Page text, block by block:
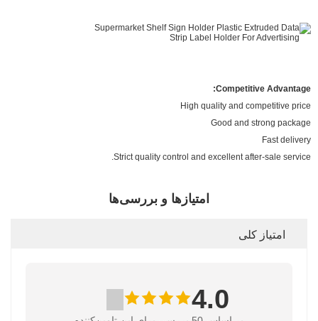
Competitive Advantage:
High quality and competitive price
Good and strong package
Fast delivery
Strict quality control and excellent after-sale service.
امتیازها و بررسی‌ها
امتیاز کلی
4.0